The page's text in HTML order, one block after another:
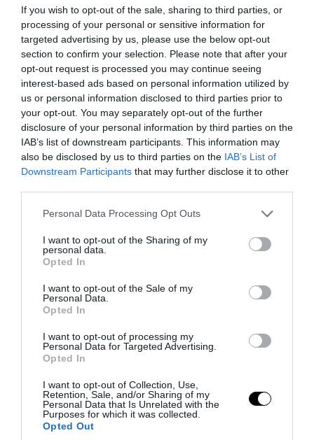
If you wish to opt-out of the sale, sharing to third parties, or
processing of your personal or sensitive information for
targeted advertising by us, please use the below opt-out
section to confirm your selection. Please note that after your
opt-out request is processed you may continue seeing
interest-based ads based on personal information utilized by
us or personal information disclosed to third parties prior to
your opt-out. You may separately opt-out of the further
disclosure of your personal information by third parties on the
IAB’s list of downstream participants. This information may
also be disclosed by us to third parties on the IAB’s List of
Downstream Participants that may further disclose it to other
Please note that this website/app uses one or more Google
not limited to your visit or usage behaviour. You may click to
grant or deny consent to Google and its third-party tags to
use your data for below specified purposes in below Google
consent section.
Personal Data Processing Opt Outs
I want to opt-out of the Sharing of my
personal data.
Opted In
I want to opt-out of the Sale of my
Personal Data.
Opted In
I want to opt-out of processing my
Personal Data for Targeted Advertising.
Opted In
I want to opt-out of Collection, Use,
Retention, Sale, and/or Sharing of my
Personal Data that Is Unrelated with the
Purposes for which it was collected.
Opted Out
07.08.2026 | 22:41
«Μούδιασε» η Naftogaz που βλέπει κρύο
χειμώνα στο Κίεβο: Οι Ρώσοι διέλυσαν 7
εγκαταστάσεις του ουκρανικού
κολοσσού!